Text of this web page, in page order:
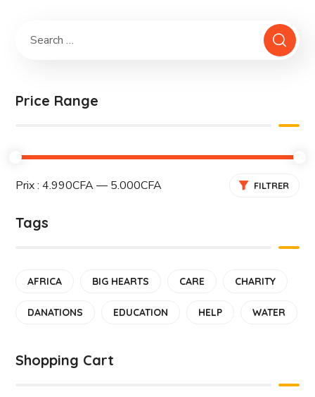
Price Range
FILTRER
Prix :4.990CFA— 5.000CFA
Tags
AFRICA BIG HEARTS CARE CHARITY
DANATIONS EDUCATION HELP WATER
Shopping Cart